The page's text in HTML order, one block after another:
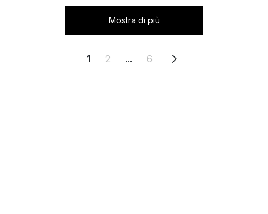
Mostra di più
1 2 ... 6